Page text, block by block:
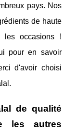
pays. Nos
de haute
les occasions !
pour en savoir
d'avoir choisi
de qualité
les autres